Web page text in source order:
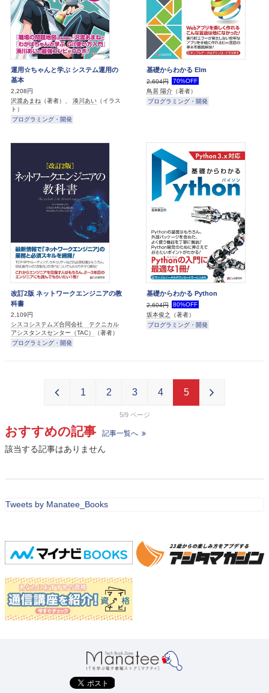
運用☆ちゃんと学ぶ システム運用の
基本
2,208円
沢渡あまね （著者）、 湊川あい （イラス
ト）
プログラミング・開発
基礎からわかる Elm
2,604円
70%OFF
鳥居 陽介 （著者）
プログラミング・開発
改訂2版 ネットワークエンジニアの教
科書
2,109円
シスコシステムズ合同会社 テクニカル
アシスタンスセンター（TAC）
（著者）
プログラミング・開発
基礎からわかる Python
2,604円
80%OFF
坂本俊之 （著者）
プログラミング・開発
5/9
1 2 3 4 5
おすすめの記事 記事一覧へ
該当する記事はありません
Tweets by Manatee_Books